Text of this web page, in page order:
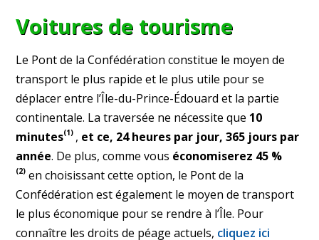
Voitures de tourisme
Le Pont de la Confédération constitue le moyen de
transport le plus rapide et le plus utile pour se
déplacer entre l’Île-du-Prince-Édouard et la partie
continentale. La traversée ne nécessite que 10
minutes(1) , et ce, 24 heures par jour, 365 jours par
année. De plus, comme vous économiserez 45 %
(2) en choisissant cette option, le Pont de la
Confédération est également le moyen de transport
le plus économique pour se rendre à l’Île. Pour
connaître les droits de péage actuels, cliquez ici